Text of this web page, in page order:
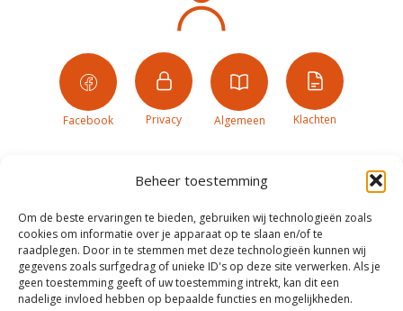
Beheer toestemming
Om de beste ervaringen te bieden, gebruiken wij technologieën zoals
cookies om informatie over je apparaat op te slaan en/of te
raadplegen. Door in te stemmen met deze technologieën kunnen wij
gegevens zoals surfgedrag of unieke ID's op deze site verwerken. Als je
geen toestemming geeft of uw toestemming intrekt, kan dit een
nadelige invloed hebben op bepaalde functies en mogelijkheden.
Facebook Privacy Algemeen Klachten